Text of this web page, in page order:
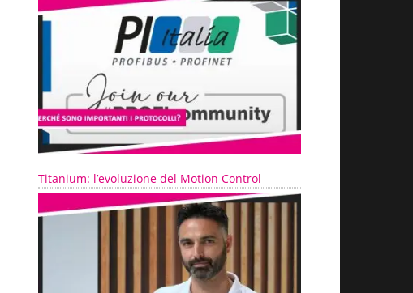
Titanium: l’evoluzione del Motion Control